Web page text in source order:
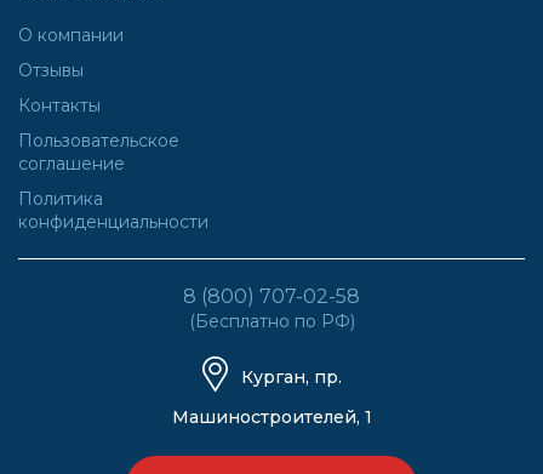
О компании
Отзывы
Контакты
Пользовательское
соглашение
Политика
конфиденциальности
8 (800) 707-02-58
(Бесплатно по РФ)
Курган, пр.
Машиностроителей, 1